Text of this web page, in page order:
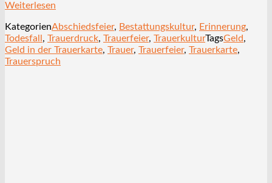
Weiterlesen
KategorienAbschiedsfeier, Bestattungskultur, Erinnerung,
Todesfall , Trauerdruck, Trauerfeier, TrauerkulturTagsGeld,
Geld in der Trauerkarte, Trauer, Trauerfeier, Trauerkarte,
Trauerspruch